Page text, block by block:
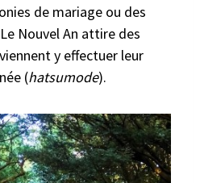
de mariage ou des
Nouvel An attire des
y effectuer leur
(hatsumode).